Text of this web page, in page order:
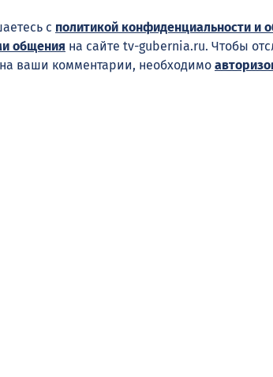
с политикой конфиденциальности и
общения на сайте tv-gubernia.ru. Чтобы
ваши комментарии, необходимо